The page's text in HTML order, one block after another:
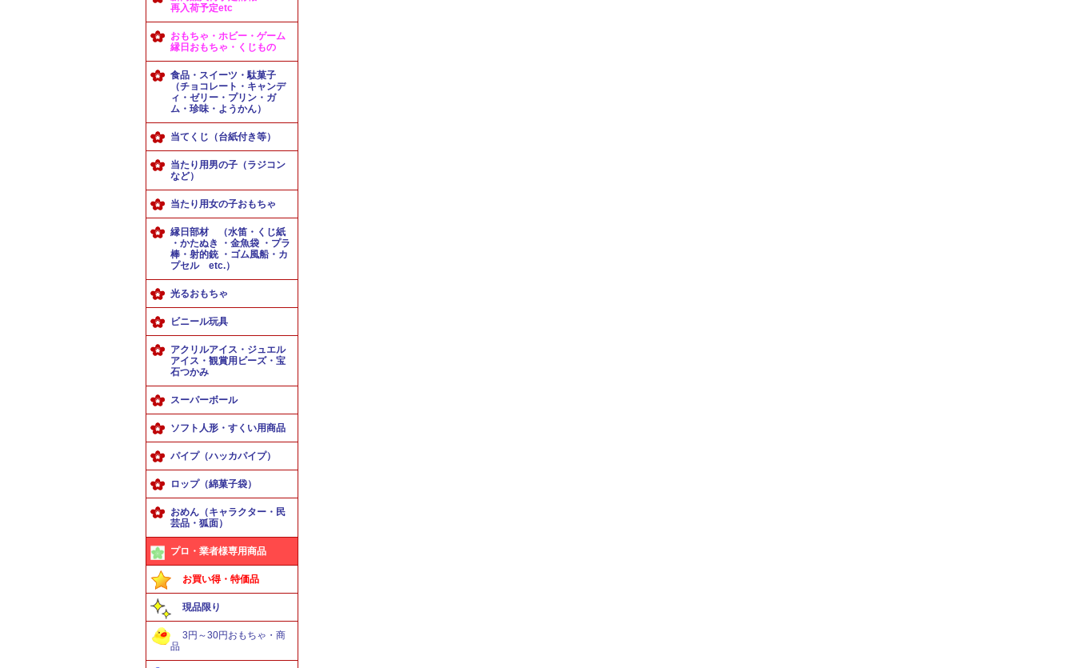
再入荷予定etc
おもちゃ・ホビー・ゲーム
縁日おもちゃ・くじもの
食品・スイーツ・駄菓子
（チョコレート・キャンデ
ィ・ゼリー・プリン・ガ
ム・珍味・ようかん）
当てくじ（台紙付き等）
当たり用男の子（ラジコン
など）
当たり用女の子おもちゃ
縁日部材 （水笛・くじ紙
・かたぬき ・金魚袋 ・プラ
棒・射的銃 ・ゴム風船・カ
プセル etc.）
光るおもちゃ
ビニール玩具
アクリルアイス・ジュエル
アイス・観賞用ビーズ・宝
石つかみ
スーパーボール
ソフト人形・すくい用商品
パイプ（ハッカパイプ）
ロップ（綿菓子袋）
おめん（キャラクター・民
芸品・狐面）
プロ・業者様専用商品
お買い得・特価品
現品限り
3円～30円おもちゃ・商
品